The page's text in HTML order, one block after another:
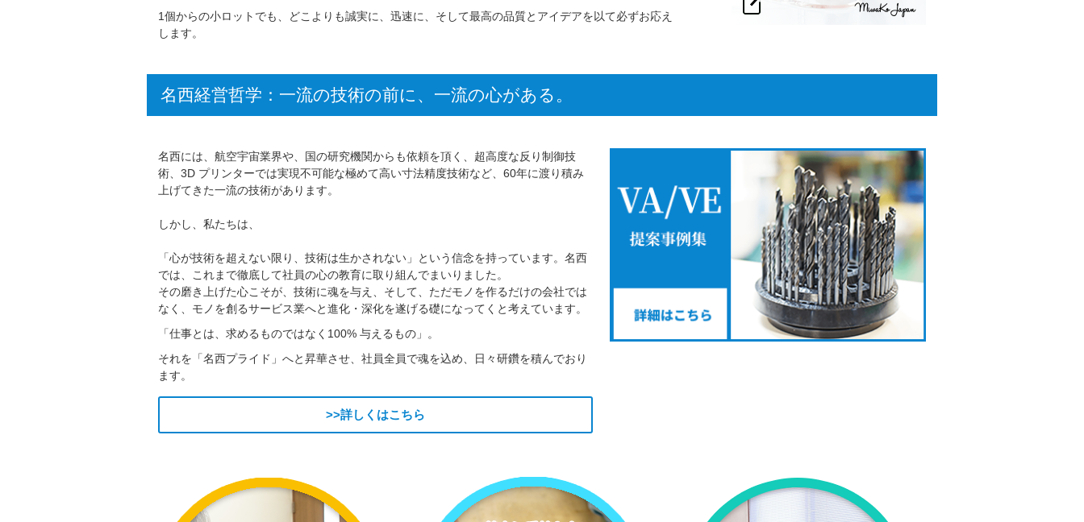
1個からの小ロットでも、どこよりも誠実に、迅速に、そして最高の品質とアイデアを以て必ずお応え
します。
名西経営哲学：一流の技術の前に、一流の心がある。
名西には、航空宇宙業界や、国の研究機関からも依頼を頂く、超高度な反り制御技
術、3D プリンターでは実現不可能な極めて高い寸法精度技術など、60年に渡り積み
上げてきた一流の技術があります。
しかし、私たちは、
「心が技術を超えない限り、技術は生かされない」という信念を持っています。名西
では、これまで徹底して社員の心の教育に取り組んでまいりました。
その磨き上げた心こそが、技術に魂を与え、そして、ただモノを作るだけの会社では
なく、モノを創るサービス業へと進化・深化を遂げる礎になってくと考えています。
「仕事とは、求めるものではなく100% 与えるもの」。
それを「名西プライド」へと昇華させ、社員全員で魂を込め、日々研鑽を積んでおり
ます。
>>詳しくはこちら